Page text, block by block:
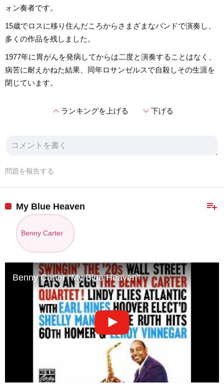
ォン奏者です。
15歳でロスに移り住んだころからさまざまなバンドで演奏し、
多くの作品を残しました。
1977年に胃がんを発病してからは二度と演奏することはなく、
病苦に耐えかねた結果、同年ロサンゼルスで自殺しその生涯を
閉じています。
expand_lessランキングを上げる expand_more下げる
問題を報告する
playlist_add
My Blue Heaven
Benny Carter
Benny Carter “My Blue Heaven”